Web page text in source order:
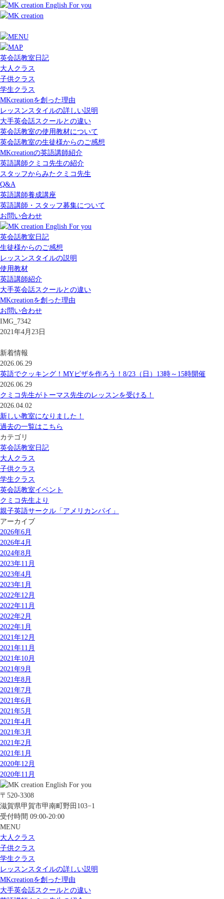
英会話教室日記
大人クラス
子供クラス
学生クラス
MKcreationを創った理由
レッスンスタイルの詳しい説明
大手英会話スクールとの違い
英会話教室の使用教材について
英会話教室の生徒様からのご感想
MKcreationの英語講師紹介
英語講師クミコ先生の紹介
スタッフからみたクミコ先生
Q&A
英語講師養成講座
英語講師・スタッフ募集について
お問い合わせ
英会話教室日記
生徒様からのご感想
レッスンスタイルの説明
使用教材
英語講師紹介
大手英会話スクールとの違い
MKcreationを創った理由
お問い合わせ
IMG_7342
2021年4月23日
新着情報
2026.06.29
英語でクッキング！MYピザを作ろう！8/23（日）13時～15時開催
2026.06.29
クミコ先生がトーマス先生のレッスンを受ける！
2026.04.02
新しい教室になりました！
過去の一覧はこちら
カテゴリ
英会話教室日記
大人クラス
子供クラス
学生クラス
英会話教室イベント
クミコ先生より
親子英語サークル「アメリカンパイ」
アーカイブ
2026年6月
2026年4月
2024年8月
2023年11月
2023年4月
2023年1月
2022年12月
2022年11月
2022年2月
2022年1月
2021年12月
2021年11月
2021年10月
2021年9月
2021年8月
2021年7月
2021年6月
2021年5月
2021年4月
2021年3月
2021年2月
2021年1月
2020年12月
2020年11月
〒520-3308
滋賀県甲賀市甲南町野田103−1
受付時間 09:00-20:00
MENU
大人クラス
子供クラス
学生クラス
レッスンスタイルの詳しい説明
MKcreationを創った理由
大手英会話スクールとの違い